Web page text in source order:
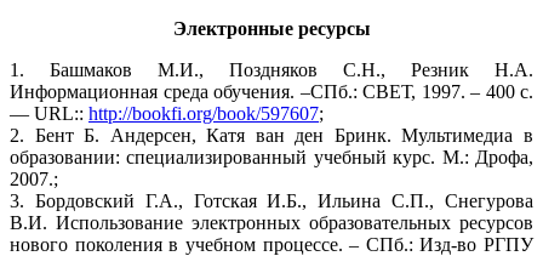
Электронные ресурсы
1. Башмаков М.И., Поздняков С.Н., Резник Н.А.
Информационная среда обучения. –СПб.: СВЕТ, 1997. – 400 с.
— URL:: http://bookfi.org/book/597607;
2. Бент Б. Андерсен, Катя ван ден Бринк. Мультимедиа в
образовании: специализированный учебный курс. М.: Дрофа,
2007.;
3. Бордовский Г.А., Готская И.Б., Ильина С.П., Снегурова
В.И. Использование электронных образовательных ресурсов
нового поколения в учебном процессе. – СПб.: Изд-во РГПУ